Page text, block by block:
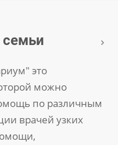
это
можно
по различным
врачей узких